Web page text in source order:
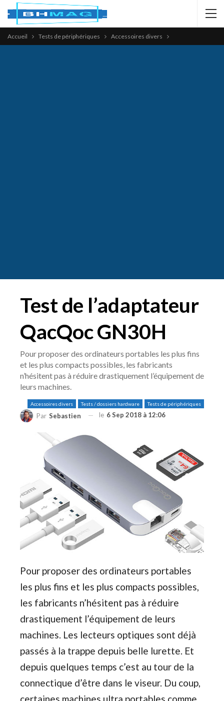
Accueil Tests de périphériques Accessoires divers
Test de l’adaptateur
QacQoc GN30H
Pour proposer des ordinateurs portables les plus fins
et les plus compacts possibles, les fabricants
n’hésitent pas à réduire drastiquement l’équipement de
leurs machines.
Accessoires divers Tests / dossiers hardware Tests de périphériques
Par Sebastien le 6 Sep 2018 à 12:06
Pour proposer des ordinateurs portables
les plus fins et les plus compacts possibles,
les fabricants n’hésitent pas à réduire
drastiquement l’équipement de leurs
machines. Les lecteurs optiques sont déjà
passés à la trappe depuis belle lurette. Et
depuis quelques temps c’est au tour de la
connectique d’être dans le viseur. Du coup,